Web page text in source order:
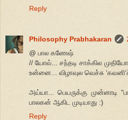
Reply
Philosophy Prabhakaran
@ பால கணேஷ்
// யோவ்... சந்தடி சாக்கில
உன்னை... விழாவுல வெச்சு
அய்யா... பெயருக்கு முன்னாடி
பாலகன் ஆகிட முடியாது :)
Reply